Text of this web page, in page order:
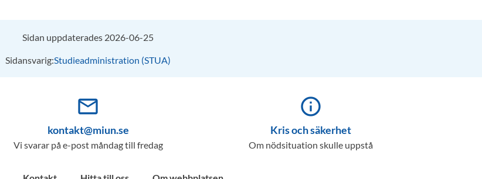
Sidan uppdaterades 2026-06-25
Sidansvarig:Studieadministration (STUA)
mail_outline
kontakt@miun.se
Vi svarar på e-post måndag till fredag
info_outline
Kris och säkerhet
Om nödsituation skulle uppstå